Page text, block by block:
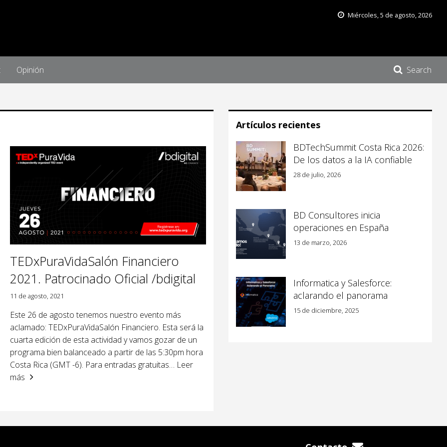
Miércoles, 5 de agosto, 2026
Opinión Search
TEDxPuraVidaSalón Financiero
2021. Patrocinado Oficial /bdigital
11 de agosto, 2021
Este 26 de agosto tenemos nuestro evento más
aclamado: TEDxPuraVidaSalón Financiero. Esta será la
cuarta edición de esta actividad y vamos gozar de un
programa bien balanceado a partir de las 5:30pm hora
Costa Rica (GMT -6). Para entradas gratuitas… Leer
más
Artículos recientes
BDTechSummit Costa Rica 2026:
De los datos a la IA confiable
28 de julio, 2026
BD Consultores inicia
operaciones en España
13 de marzo, 2026
Informatica y Salesforce:
aclarando el panorama
15 de diciembre, 2025